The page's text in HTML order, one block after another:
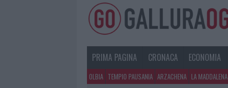
PRIMA PAGINA CRONACA ECONOMIA
OLBIA TEMPIO PAUSANIA ARZACHENA LA MADDALENA